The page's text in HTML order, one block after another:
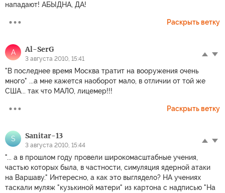
нападают! АБЫДНА, ДА!
Раскрыть ветку
A Al-SerG
3 августа 2010, 15:41
"В последнее время Москва тратит на вооружения очень
много" ...а мне кажется наоборот мало, в отличии от той же
США... так что МАЛО, лицемер!!!
Раскрыть ветку
S Sanitar-13
3 августа 2010, 15:44
"... а в прошлом году провели широкомасштабные учения,
частью которых была, в частности, симуляция ядерной атаки
на Варшаву." Интересно, а как это выглядело? НА учениях
таскали муляж "кузькиной матери" из картона с надписью "На